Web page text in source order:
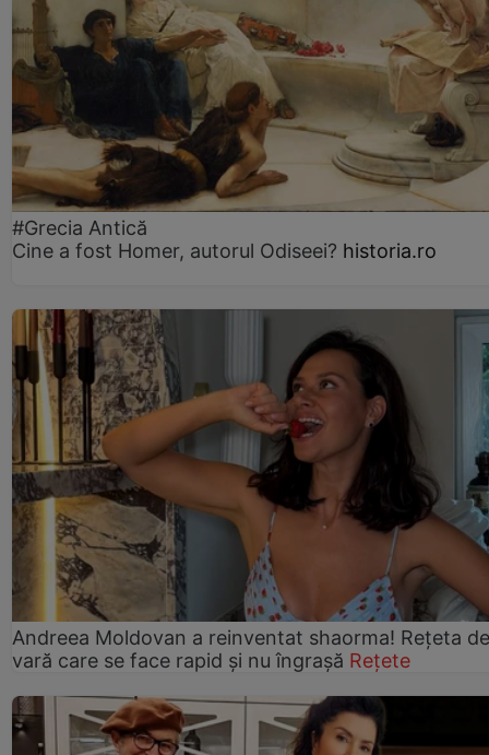
#Grecia Antică
Cine a fost Homer, autorul Odiseei? historia.ro
Andreea Moldovan a reinventat shaorma! Rețeta de
vară care se face rapid și nu îngrașă Rețete